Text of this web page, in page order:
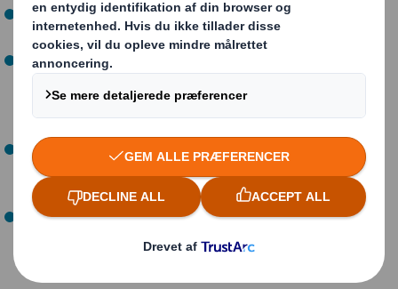
Vi sørger for at emballagen er optimeret til alle
distributionskædens berøringspunkter.
Ved kun at bruge den mængde fiber, der er nødvendig
for at skabe emballage, bliver der brugt mindre
materiale og dannet mindre affald til yderligere
genanvendelse.
Ved at designe mere bæredygtig emballage opnår du
lavere C02-aftryk på tværs af din distributionskæde,
og dermed optimerer du din miljøpræstation.
De effektive emballagedesigns skaber besparelser
gennem hele distributionskæden, kvalitetssikrer dit
brand og giver en bedre kundeoplevelse.